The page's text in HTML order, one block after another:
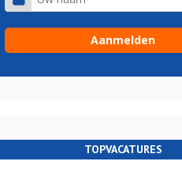
TOPVACATURES